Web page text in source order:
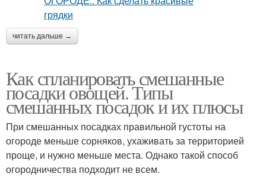
читать дальше →
Как спланировать смешанные
посадки овощей. Типы
смешанных посадок и их плюсы
При смешанных посадках правильной густоты на
огороде меньше сорняков, ухаживать за территорией
проще, и нужно меньше места. Однако такой способ
огородничества подходит не всем.